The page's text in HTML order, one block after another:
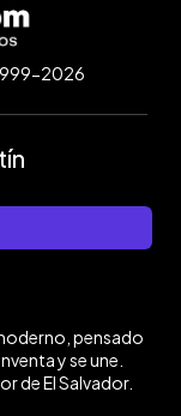
2026
pensado
y se une.
de El Salvador.